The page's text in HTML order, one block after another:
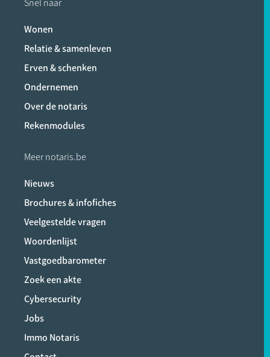
Snel naar
Wonen
Relatie & samenleven
Erven & schenken
Ondernemen
Over de notaris
Rekenmodules
Meer notaris.be
Nieuws
Brochures & infofiches
Veelgestelde vragen
Woordenlijst
Vastgoedbarometer
Zoek een akte
Cybersecurity
Jobs
Immo Notaris